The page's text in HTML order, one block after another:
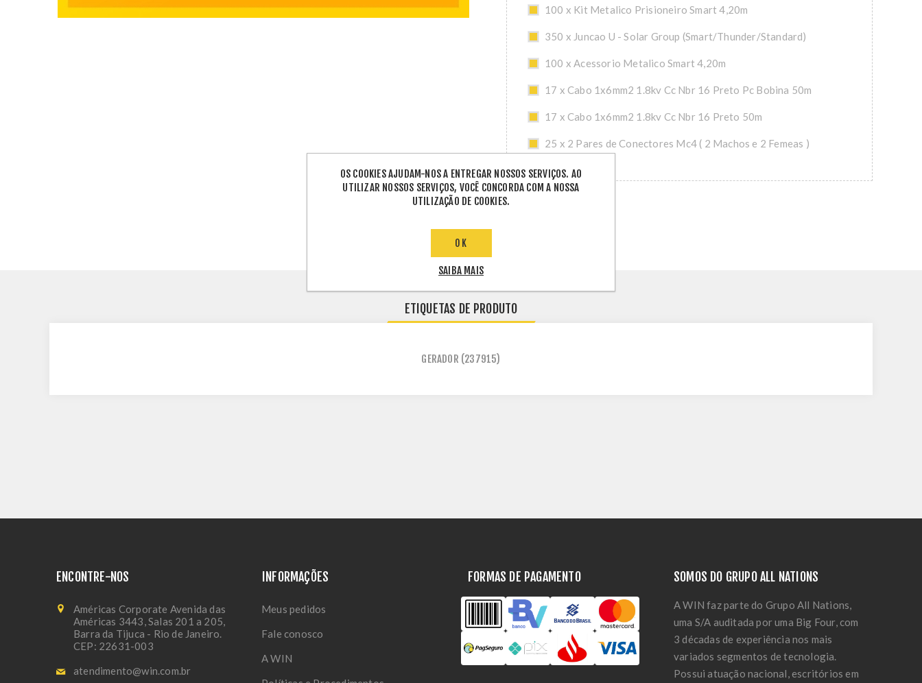
100 x Kit Metalico Prisioneiro Smart 4,20m
350 x Juncao U - Solar Group (Smart/Thunder/Standard)
100 x Acessorio Metalico Smart 4,20m
17 x Cabo 1x6mm2 1.8kv Cc Nbr 16 Preto Pc Bobina 50m
17 x Cabo 1x6mm2 1.8kv Cc Nbr 16 Preto 50m
25 x 2 Pares de Conectores Mc4 ( 2 Machos e 2 Femeas )
ETIQUETAS DE PRODUTO
GERADOR (237915)
ENCONTRE-NOS
Américas Corporate Avenida das
Américas 3443, Salas 201 a 205,
Barra da Tijuca - Rio de Janeiro.
CEP: 22631-003
atendimento@win.com.br
INFORMAÇÕES
Meus pedidos
Fale conosco
A WIN
FORMAS DE PAGAMENTO SOMOS DO GRUPO ALL NATIONS
A WIN faz parte do Grupo All Nations,
uma S/A auditada por uma Big Four, com
3 décadas de experiência nos mais
variados segmentos de tecnologia.
Possui atuação nacional, escritórios em
OS COOKIES AJUDAM-NOS A ENTREGAR NOSSOS SERVIÇOS. AO
UTILIZAR NOSSOS SERVIÇOS, VOCÊ CONCORDA COM A NOSSA
UTILIZAÇÃO DE COOKIES.
OK
SAIBA MAIS